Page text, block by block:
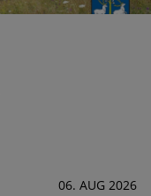
06. AUG 2026